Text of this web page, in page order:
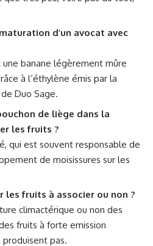
d’un avocat avec
banane légèrement mûre
à l’éthylène émis par la
Duo Sage.
de liège dans la
les fruits ?
qui est souvent responsable de
de moisissures sur les
les fruits à associer ou non ?
climactérique ou non des
fruits à forte emission
produisent pas.